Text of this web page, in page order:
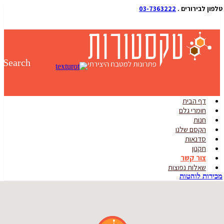
לבירורים .03-7363222
Search
דף הבית
חומרי גלם
חנות
הקסם שלנו
סדנאות
תקנון
צור קשר
שאלות נפוצות
לוהטות